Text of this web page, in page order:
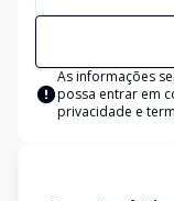
As informações
possa entrar em
privacidade e